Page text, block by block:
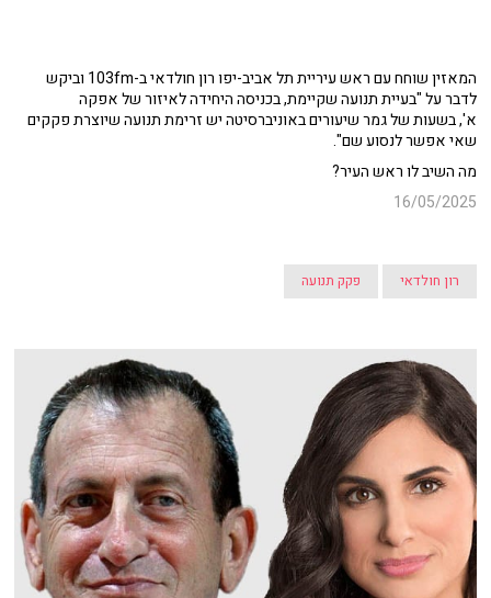
המאזין שוחח עם ראש עיריית תל אביב-יפו רון חולדאי ב-103fm וביקש
לדבר על "בעיית תנועה שקיימת, בכניסה היחידה לאיזור של אפקה
א', בשעות של גמר שיעורים באוניברסיטה יש זרימת תנועה שיוצרת פקקים
שאי אפשר לנסוע שם".
מה השיב לו ראש העיר?
16/05/2025
רון חולדאי פקק תנועה